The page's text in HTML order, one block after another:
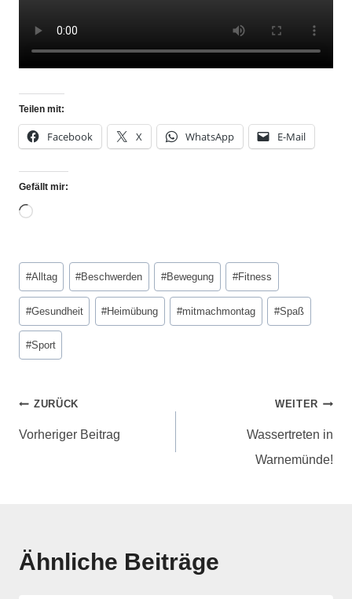
Teilen mit:
Facebook X WhatsApp E-Mail
Gefällt mir:
#Alltag #Beschwerden #Bewegung #Fitness
#Gesundheit #Heimübung #mitmachmontag #Spaß
#Sport
ZURÜCK
Vorheriger Beitrag
WEITER
Wassertreten in
Warnemünde!
Ähnliche Beiträge